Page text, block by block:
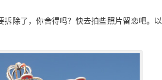
除了，你舍得吗？快去拍些照片留恋吧。